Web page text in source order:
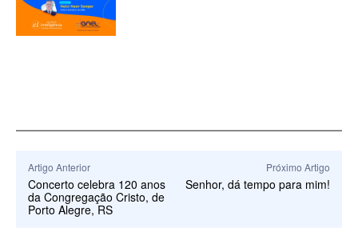
Artigo Anterior
Concerto celebra 120 anos
da Congregação Cristo, de
Porto Alegre, RS
Próximo Artigo
Senhor, dá tempo para mim!